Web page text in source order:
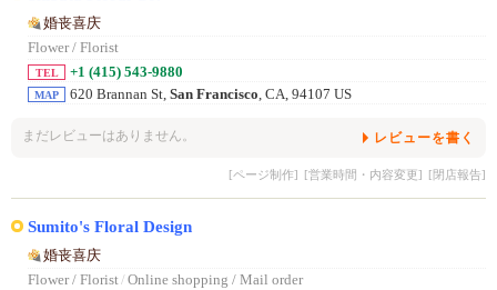
婚丧喜庆
Flower / Florist
TEL +1 (415) 543-9880
MAP 620 Brannan St, San Francisco , CA, 94107 US
まだレビューはありません。 レビューを書く
[ページ制作] [営業時間・内容変更] [閉店報告]
Sumito's Floral Design
婚丧喜庆
Flower / Florist / Online shopping / Mail order